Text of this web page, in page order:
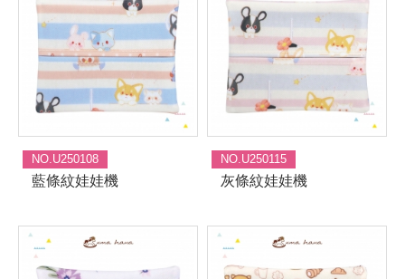
NO.U250108
藍條紋娃娃機
NO.U250115
灰條紋娃娃機